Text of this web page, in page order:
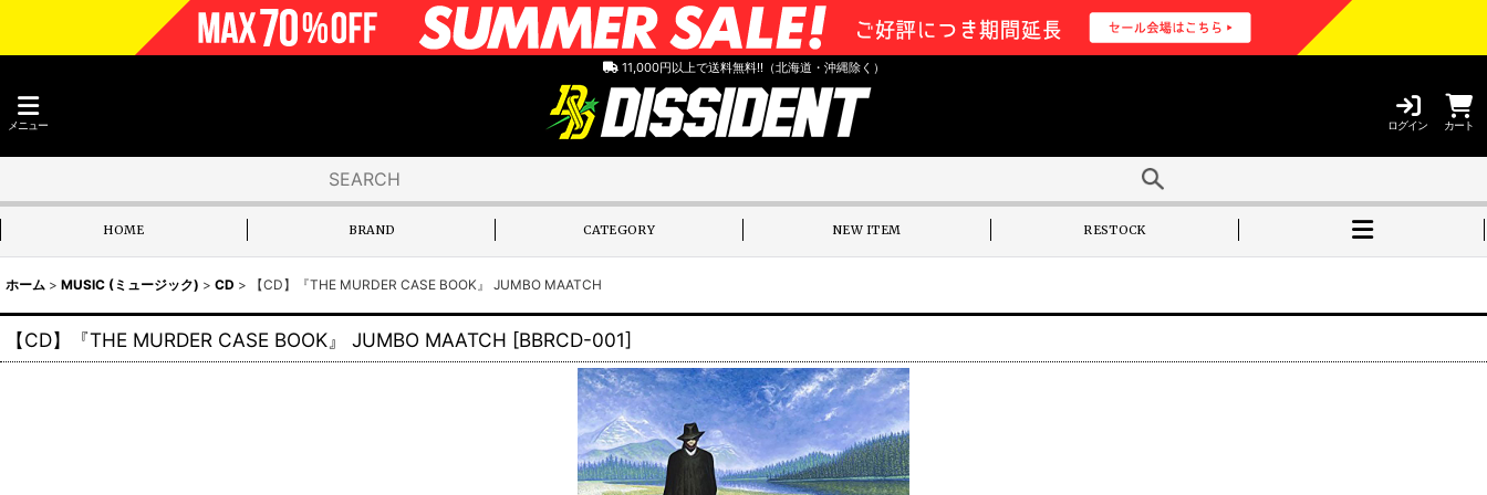
11,000円以上で送料無料!!（北海道・沖縄除く）
メニュー ログイン カート
HOME BRAND CATEGORY NEW ITEM RESTOCK
ホーム > MUSIC (ミュージック) > CD > 【CD】『THE MURDER CASE BOOK』 JUMBO MAATCH
【CD】『THE MURDER CASE BOOK』 JUMBO MAATCH [BBRCD-001]